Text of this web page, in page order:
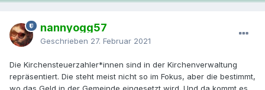
nannyogg57
Geschrieben 27. Februar 2021
Die Kirchensteuerzahler*innen sind in der Kirchenverwaltung
repräsentiert. Die steht meist nicht so im Fokus, aber die bestimmt,
wo das Geld in der Gemeinde eingesetzt wird. Und da kommt es